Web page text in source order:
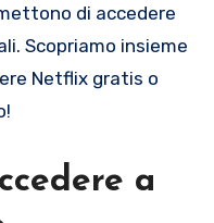
di accedere
Scopriamo insieme
Netflix gratis o
a